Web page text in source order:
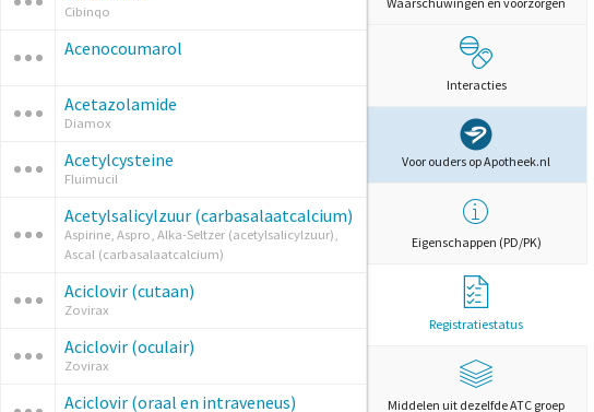
Cibinqo
Acenocoumarol
Acetazolamide
Diamox
Acetylcysteine
Fluimucil
Acetylsalicylzuur (carbasalaatcalcium)
Aspirine, Aspro, Alka-Seltzer (acetylsalicylzuur),
Ascal (carbasalaatcalcium)
Aciclovir (cutaan)
Zovirax
Aciclovir (oculair)
Zovirax
Aciclovir (oraal en intraveneus)
Interacties
Voor ouders op Apotheek.nl
Eigenschappen (PD/PK)
Registratiestatus
Middelen uit dezelfde ATC groep